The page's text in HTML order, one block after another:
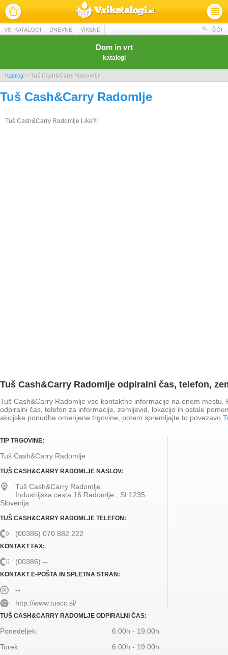
VSI KATALOGI DNEVNE VIKEND IŠČI
Dom in vrt
katalogi
Katalogi » Tuš Cash&Carry Radomlje
Tuš Cash&Carry Radomlje
Tuš Cash&Carry Radomlje Like?!
Tuš Cash&Carry Radomlje odpiralni čas, telefon,
Tuš Cash&Carry Radomlje vse kontaktne informacije na enem mestu.
odpiralni čas, telefon za informacije, zemljevid, lokacijo in ostale
akcijske ponudbe omenjene trgovine, potem spremljajte to povezavo
TIP TRGOVINE:
Tuš Cash&Carry Radomlje
TUŠ CASH&CARRY RADOMLJE NASLOV:
Tuš Cash&Carry Radomlje
Industrijska cesta 16 Radomlje SI 1235
Slovenija
TUŠ CASH&CARRY RADOMLJE TELEFON:
(00386) 070 882 222
KONTAKT FAX:
(00386) --
KONTAKT E-POŠTA IN SPLETNA STRAN:
--
http://www.tuscc.si/
TUŠ CASH&CARRY RADOMLJE ODPIRALNI ČAS:
Ponedeljek:
6:00h - 19:00h
Torek:
6:00h - 19:00h